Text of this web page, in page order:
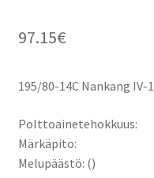
97.15€
195/80-14C Nankang IV-1
Polttoainetehokkuus:
Märkäpito:
Melupäästö: ()